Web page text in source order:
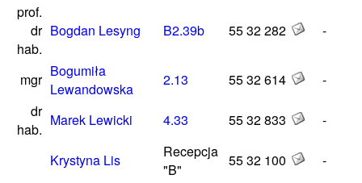
prof.
dr
hab.
Bogdan Lesyng B2.39b 55 32 282 -
mgr Bogumiła
Lewandowska
2.13 55 32 614
-
dr
hab.
Marek Lewicki 4.33 55 32 833 -
Krystyna Lis
Recepcja
"B"
55 32 100
-